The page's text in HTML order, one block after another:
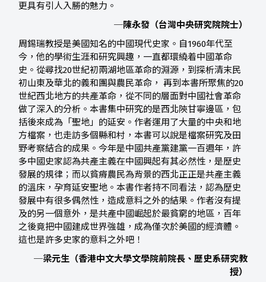
更具有引人入勝的魅力。
─陳永發（台灣中央研究院院士）
周錫瑞教授是美國知名的中國現代史家。自1960年代至
今，他的學術生涯和研究興趣，一直都環繞着中國革命
史。從尋找20世紀初兩湖地區革命的淵源，到探析清末民
初山東及華北的義和團與農民革命， 再到本書所聚焦的20
世紀西北地方的共產革命，從不同的層面對中國社會革命
做了深入的分析。本書集中研究的是西北陝甘寧邊區，包
括後來成為「聖地」的延安。作者運用了大量的中央和地
方檔案，也走訪多個縣和村，本書可以說是檔案研究及田
野考察結合的成果。今年是中國共產黨建黨一百週年，許
多中國史家認為共產主義在中國興起有其必然性，是歷史
發展的規律；而以貧瘠農民為背景的西北正正是共產主義
的溫床，孕育延安聖地。本書作者持不同看法，認為歷史
發展中有很多偶然性，造成意料之外的結果。作者沒有提
及的另一個意外，是共產中國崛起於最貧窮的地區，百年
之後竟把中國建成世界強雄，成為僅次於美國的經濟體。
這也是許多史家的意料之外吧！
─梁元生（香港中文大學文學院前院長、歷史系研究教
授）